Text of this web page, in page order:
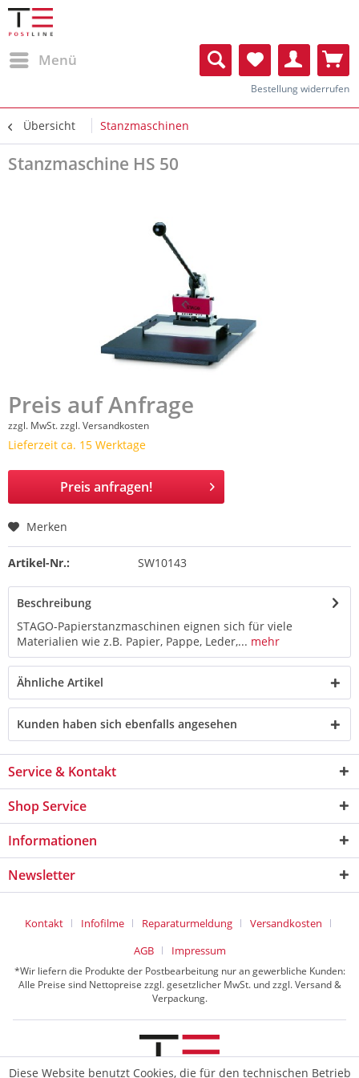
Menü
Bestellung widerrufen
Übersicht Stanzmaschinen
Stanzmaschine HS 50
Preis auf Anfrage
zzgl. MwSt.zzgl. Versandkosten
Lieferzeit ca. 15 Werktage
Preis anfragen!
Merken
Artikel-Nr.: SW10143
Beschreibung
STAGO-Papierstanzmaschinen eignen sich für viele
Materialien wie z.B. Papier, Pappe, Leder,... mehr
Ähnliche Artikel
Kunden haben sich ebenfalls angesehen
Service & Kontakt
Shop Service
Informationen
Newsletter
Kontakt Infofilme Reparaturmeldung
Versandkosten
AGB
Impressum
*Wir liefern die Produkte der Postbearbeitung nur an gewerbliche Kunden:
Alle Preise sind Nettopreise zzgl. gesetzlicher MwSt. und zzgl. Versand &
Verpackung.
Diese Website benutzt Cookies, die für den technischen Betrieb